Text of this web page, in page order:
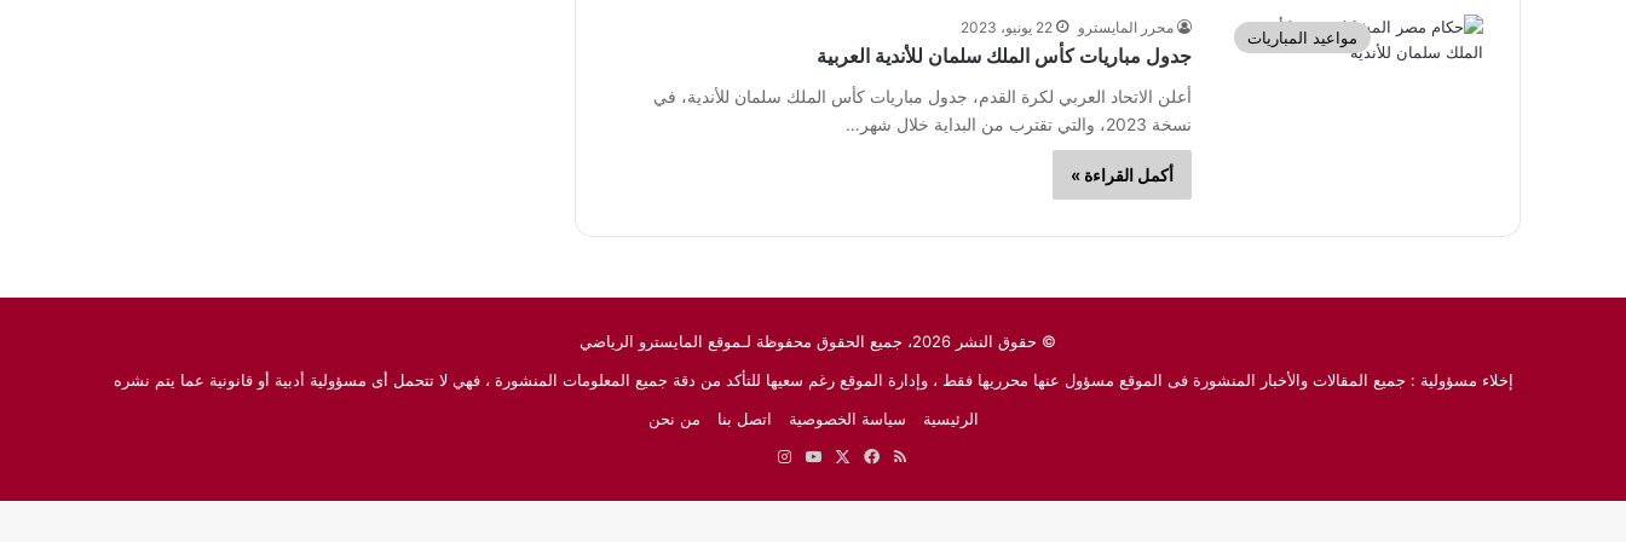
مواعيد المباريات
محرر المايسترو 22 يونيو، 2023
جدول مباريات كأس الملك سلمان للأندية العربية
أعلن الاتحاد العربي لكرة القدم، جدول مباريات كأس الملك سلمان للأندية، في
نسخة 2023، والتي تقترب من البداية خلال شهر…
أكمل القراءة »
© حقوق النشر 2026، جميع الحقوق محفوظة لـموقع المايسترو الرياضي
إخلاء مسؤولية : جميع المقالات والأخبار المنشورة فى الموقع مسؤول عنها محرريها فقط ، وإدارة الموقع رغم سعيها للتأكد من دقة جميع المعلومات المنشورة ، فهي لا تتحمل أى مسؤولية أدبية أو قانونية عما يتم نشره
الرئيسية
سياسة الخصوصية اتصل بنا
من نحن
ملخصفيسبوك ‫YouTubeانستقرام